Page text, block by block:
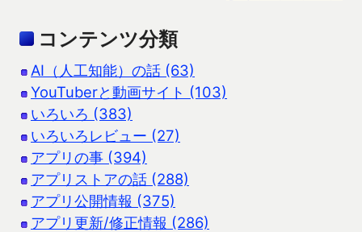
コンテンツ分類
AI（人工知能）の話 (63)
YouTuberと動画サイト (103)
いろいろ (383)
いろいろレビュー (27)
アプリの事 (394)
アプリストアの話 (288)
アプリ公開情報 (375)
アプリ更新/修正情報 (286)